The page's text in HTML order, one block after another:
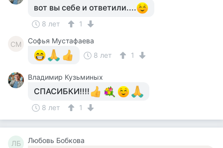
вот вы себе и ответили....
8 лет 1
СМ
Софья Мустафаева
8 лет
1
Владимир Кузьминых
СПАСИБКИ!!!!
8 лет 1
ЛБ Любовь Бобкова